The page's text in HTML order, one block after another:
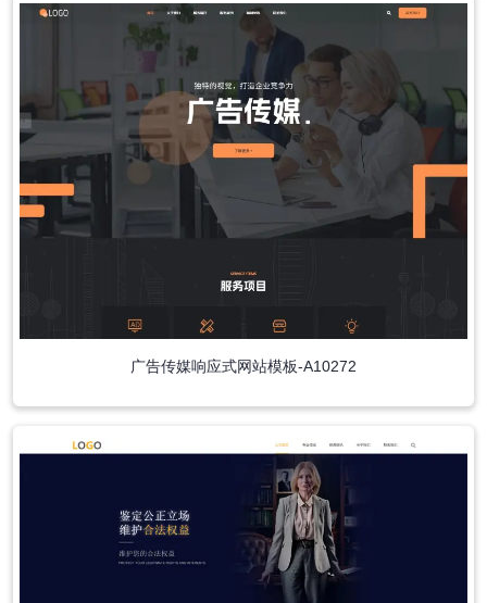
广告传媒响应式网站模板-A10272